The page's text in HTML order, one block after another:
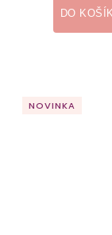
DO
NOVINKA